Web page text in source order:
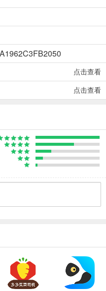
点击查看
点击查看